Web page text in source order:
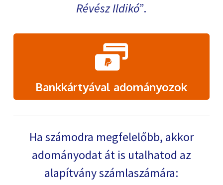
Révész Ildikó .
Bankkártyával adományozok
Ha számodra megfelelőbb, akkor
adományodat át is utalhatod az
alapítvány számlaszámára: